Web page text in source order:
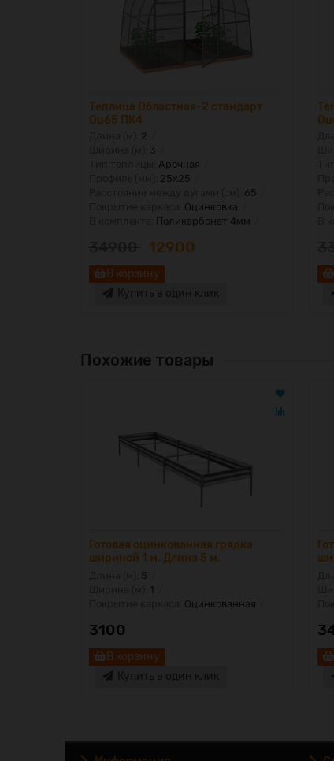
Теплица Областная-2 стандарт
Оц65 ПК4
2
3
Арочная
25х25
65
Оцинковка
Поликарбонат 4мм
12900
В корзину
Купить в один клик
Похожие товары
Готовая оцинкованная грядка
шириной 1 м. Длина 5 м.
5
1
Оцинкованная
3100
В корзину
Купить в один клик